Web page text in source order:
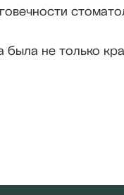
не только